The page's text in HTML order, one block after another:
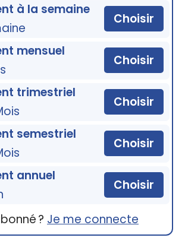
à la semaine
Choisir
mensuel
Choisir
trimestriel
Choisir
semestriel
Choisir
annuel
Choisir
? Je me connecte